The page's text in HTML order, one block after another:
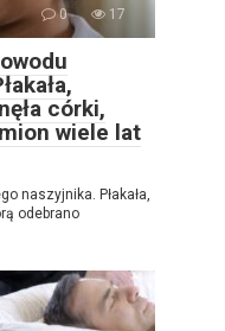
0 17
córki,
wiele lat
naszyjnika. Płakała,
odebrano